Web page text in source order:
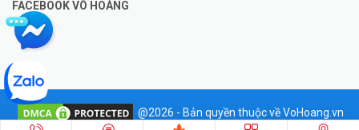
FACEBOOK VÕ HOÀNG
@2026 - Bản quyền thuộc về VoHoang.vn